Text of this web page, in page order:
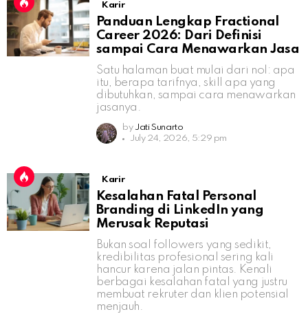
Karir
Panduan Lengkap Fractional
Career 2026: Dari Definisi
sampai Cara Menawarkan Jasa
Satu halaman buat mulai dari nol: apa
itu, berapa tarifnya, skill apa yang
dibutuhkan, sampai cara menawarkan
jasanya.
by Jati Sunarto
July 24, 2026, 5:29 pm
Karir
Kesalahan Fatal Personal
Branding di LinkedIn yang
Merusak Reputasi
Bukan soal followers yang sedikit,
kredibilitas profesional sering kali
hancur karena jalan pintas. Kenali
berbagai kesalahan fatal yang justru
membuat rekruter dan klien potensial
menjauh.